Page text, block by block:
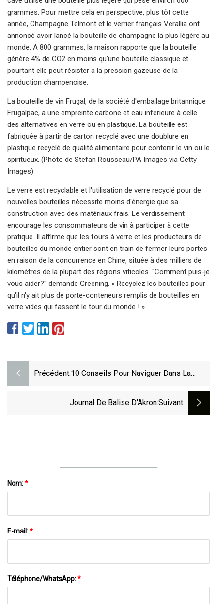
grammes. Pour mettre cela en perspective, plus tôt cette
année, Champagne Telmont et le verrier français Verallia ont
annoncé avoir lancé la bouteille de champagne la plus légère au
monde. A 800 grammes, la maison rapporte que la bouteille
génère 4% de CO2 en moins qu'une bouteille classique et
pourtant elle peut résister à la pression gazeuse de la
production champenoise.
La bouteille de vin Frugal, de la société d'emballage britannique
Frugalpac, a une empreinte carbone et eau inférieure à celle
des alternatives en verre ou en plastique. La bouteille est
fabriquée à partir de carton recyclé avec une doublure en
plastique recyclé de qualité alimentaire pour contenir le vin ou le
spiritueux. (Photo de Stefan Rousseau/PA Images via Getty
Images)
Le verre est recyclable et l'utilisation de verre recyclé pour de
nouvelles bouteilles nécessite moins d'énergie que sa
construction avec des matériaux frais. Le verdissement
encourage les consommateurs de vin à participer à cette
pratique. Il affirme que les fours à verre et les producteurs de
bouteilles du monde entier sont en train de fermer leurs portes
en raison de la concurrence en Chine, située à des milliers de
kilomètres de la plupart des régions viticoles. "Comment puis-je
vous aider?" demande Greening. « Recyclez les bouteilles pour
qu'il n'y ait plus de porte-conteneurs remplis de bouteilles en
verre vides qui fassent le tour du monde ! »
Précédent:10 Conseils Pour Naviguer Dans La
Journal De Balise D'Akron:suivant
Nom:*
E-mail:*
Téléphone/WhatsApp:*